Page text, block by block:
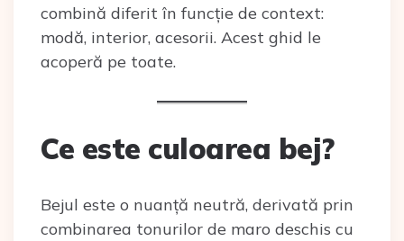
combină diferit în funcție de context:
modă, interior, acesorii. Acest ghid le
acoperă pe toate.
Ce este culoarea bej?
Bejul este o nuanță neutră, derivată prin
combinarea tonurilor de maro deschis cu